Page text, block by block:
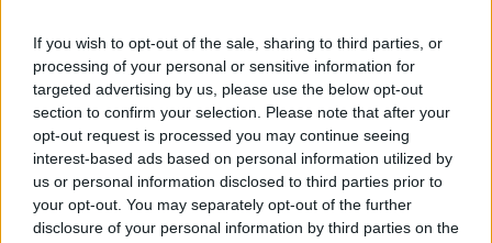
If you wish to opt-out of the sale, sharing to third parties, or
processing of your personal or sensitive information for
targeted advertising by us, please use the below opt-out
section to confirm your selection. Please note that after your
opt-out request is processed you may continue seeing
interest-based ads based on personal information utilized by
us or personal information disclosed to third parties prior to
your opt-out. You may separately opt-out of the further
disclosure of your personal information by third parties on the